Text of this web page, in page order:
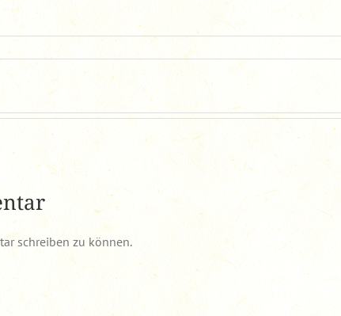
schreiben zu können.